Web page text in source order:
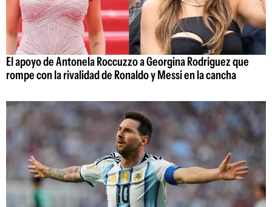
El apoyo de Antonela Roccuzzo a Georgina Rodriguez que
rompe con la rivalidad de Ronaldo y Messi en la cancha